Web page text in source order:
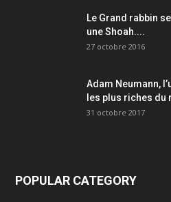
Le Grand rabbin
une Shoah....
27 octobre 2016
Adam Neumann,
les plus riches du
31 octobre 2017
POPULAR CATEGORY